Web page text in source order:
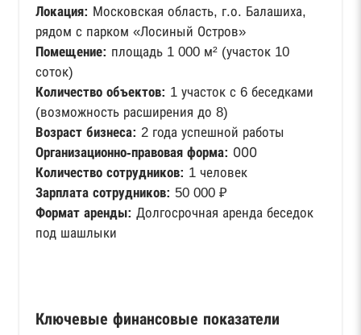
Локация: Московская область, г.о. Балашиха,
рядом с парком «Лосиный Остров»
Помещение: площадь 1 000 м² (участок 10
соток)
Количество объектов: 1 участок с 6 беседками
(возможность расширения до 8)
Возраст бизнеса: 2 года успешной работы
Организационно-правовая форма: ООО
Количество сотрудников: 1 человек
Зарплата сотрудников: 50 000 ₽
Формат аренды: Долгосрочная аренда беседок
под шашлыки
Ключевые финансовые показатели